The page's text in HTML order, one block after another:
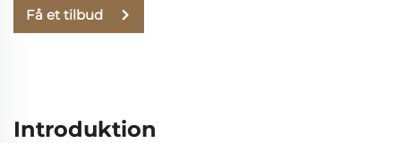
Få et tilbud
Introduktion